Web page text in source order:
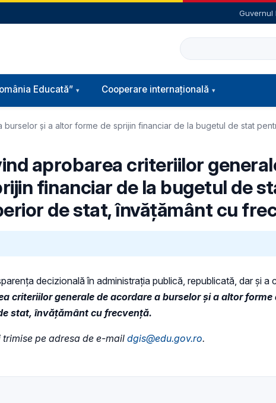
Guvernul
Caută
Educată” Cooperare internațională
și a altor forme de sprijin financiar de la bugetul de stat
aprobarea criteriilor
financiar de la bugetul de
de stat, învățământ cu
decizională în administraţia publică, republicată, dar și a
criteriilor generale de acordare a burselor și a altor
stat, învățământ cu frecvență.
pe adresa de e-maildgis@edu.gov.ro.